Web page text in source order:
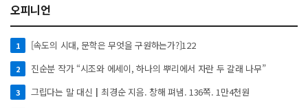
오피니언
1 [속도의 시대, 문학은 무엇을 구원하는가?]122
2 진순분 작가 “시조와 에세이, 하나의 뿌리에서 자란 두 갈래 나무”
3 그립다는 말 대신┃최경순 지음. 창해 펴냄. 136쪽. 1만4천원